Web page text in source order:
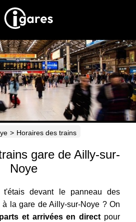
Recherche
Location de voiture
Hôtels
Horaires
> Horaires des trains
gare de Ailly-sur-
Noye
devant le panneau des
à la gare de Ailly-sur-Noye ? On
et arrivées en direct pour